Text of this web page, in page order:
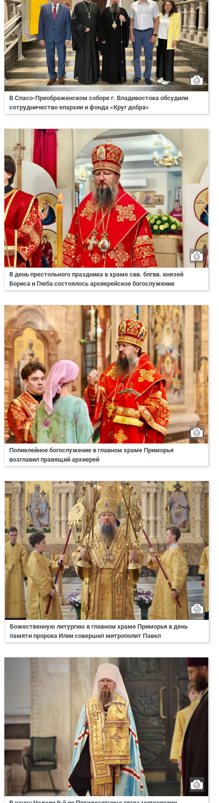
В Спасо-Преображенском соборе г. Владивостока обсудили
сотрудничество епархии и фонда «Круг добра»
В день престольного праздника в храме свв. блгвв. князей
Бориса и Глеба состоялось архиерейское богослужение
Полиелейное богослужение в главном храме Приморья
возглавил правящий архиерей
Божественную литургию в главном храме Приморья в день
памяти пророка Илии совершил митрополит Павел